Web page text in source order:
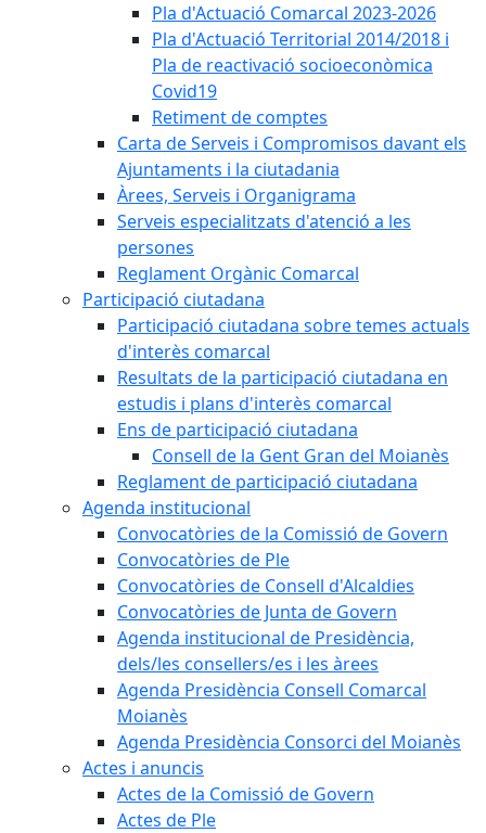
Pla d'Actuació Comarcal 2023-2026
Pla d'Actuació Territorial 2014/2018 i
Pla de reactivació socioeconòmica
Covid19
Retiment de comptes
Carta de Serveis i Compromisos davant els
Ajuntaments i la ciutadania
Àrees, Serveis i Organigrama
Serveis especialitzats d'atenció a les
persones
Reglament Orgànic Comarcal
Participació ciutadana
Participació ciutadana sobre temes actuals
d'interès comarcal
Resultats de la participació ciutadana en
estudis i plans d'interès comarcal
Ens de participació ciutadana
Consell de la Gent Gran del Moianès
Reglament de participació ciutadana
Agenda institucional
Convocatòries de la Comissió de Govern
Convocatòries de Ple
Convocatòries de Consell d'Alcaldies
Convocatòries de Junta de Govern
Agenda institucional de Presidència,
dels/les consellers/es i les àrees
Agenda Presidència Consell Comarcal
Moianès
Agenda Presidència Consorci del Moianès
Actes i anuncis
Actes de la Comissió de Govern
Actes de Ple